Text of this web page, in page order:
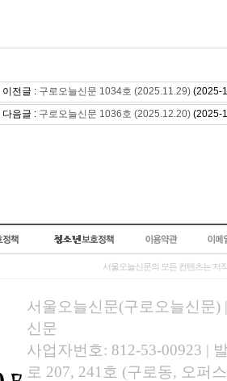
이전글 : 구로오늘신문 1034호 (2025.11.29) (2025-
다음글 : 구로오늘신문 1036호 (2025.12.20) (2025-
서울오늘신문의 모든 컨텐츠는 저
서울오늘신문(구로오늘신문)
신문
사업자번호: 812-53-00923 |
로 207, 241호 (구로동, 오퍼